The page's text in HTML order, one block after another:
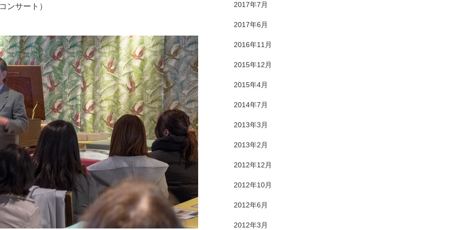
ンサート）
2017年7月
2017年6月
2016年11月
2015年12月
2015年4月
2014年7月
2013年3月
2013年2月
2012年12月
2012年10月
2012年6月
2012年3月